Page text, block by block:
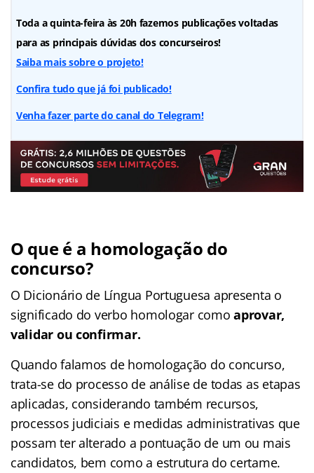
Toda a quinta-feira às 20h fazemos publicações voltadas
para as principais dúvidas dos concurseiros!
Saiba mais sobre o projeto!
Confira tudo que já foi publicado!
Venha fazer parte do canal do Telegram!
O que é a homologação do
concurso?
O Dicionário de Língua Portuguesa apresenta o
significado do verbo homologar comoaprovar,
validar ou confirmar.
Quando falamos de homologação do concurso,
trata-se do processo de análise de todas as etapas
aplicadas, considerando também recursos,
processos judiciais e medidas administrativas que
possam ter alterado a pontuação de um ou mais
candidatos, bem como a estrutura do certame.